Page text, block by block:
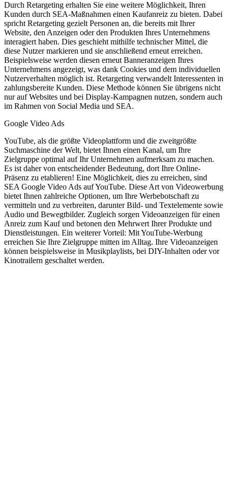
Durch Retargeting erhalten Sie eine weitere Möglichkeit, Ihren
Kunden durch SEA-Maßnahmen einen Kaufanreiz zu bieten. Dabei
spricht Retargeting gezielt Personen an, die bereits mit Ihrer
Website, den Anzeigen oder den Produkten Ihres Unternehmens
interagiert haben. Dies geschieht mithilfe technischer Mittel, die
diese Nutzer markieren und sie anschließend erneut erreichen.
Beispielsweise werden diesen erneut Banneranzeigen Ihres
Unternehmens angezeigt, was dank Cookies und dem individuellen
Nutzerverhalten möglich ist. Retargeting verwandelt Interessenten in
zahlungsbereite Kunden. Diese Methode können Sie übrigens nicht
nur auf Websites und bei Display-Kampagnen nutzen, sondern auch
im Rahmen von Social Media und SEA.
Google Video Ads
YouTube, als die größte Videoplattform und die zweitgrößte
Suchmaschine der Welt, bietet Ihnen einen Kanal, um Ihre
Zielgruppe optimal auf Ihr Unternehmen aufmerksam zu machen.
Es ist daher von entscheidender Bedeutung, dort Ihre Online-
Präsenz zu etablieren! Eine Möglichkeit, dies zu erreichen, sind
SEA Google Video Ads auf YouTube. Diese Art von Videowerbung
bietet Ihnen zahlreiche Optionen, um Ihre Werbebotschaft zu
vermitteln und zu verbreiten, darunter Bild- und Textelemente sowie
Audio und Bewegtbilder. Zugleich sorgen Videoanzeigen für einen
Anreiz zum Kauf und betonen den Mehrwert Ihrer Produkte und
Dienstleistungen. Ein weiterer Vorteil: Mit YouTube-Werbung
erreichen Sie Ihre Zielgruppe mitten im Alltag. Ihre Videoanzeigen
können beispielsweise in Musikplaylists, bei DIY-Inhalten oder vor
Kinotrailern geschaltet werden.